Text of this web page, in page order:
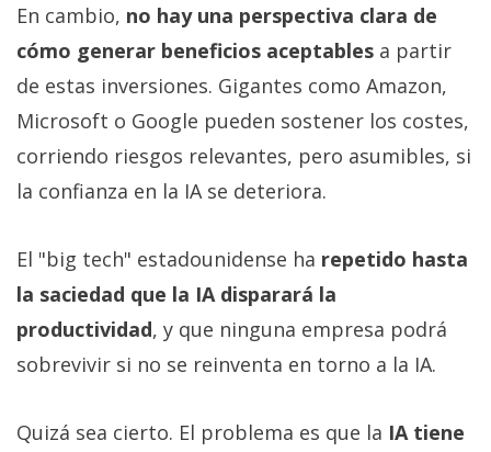
En cambio, no hay una perspectiva clara de
cómo generar beneficios aceptables a partir
de estas inversiones. Gigantes como Amazon,
Microsoft o Google pueden sostener los costes,
corriendo riesgos relevantes, pero asumibles, si
la confianza en la IA se deteriora.
El "big tech" estadounidense ha repetido hasta
la saciedad que la IA disparará la
productividad, y que ninguna empresa podrá
sobrevivir si no se reinventa en torno a la IA.
Quizá sea cierto. El problema es que la IA tiene